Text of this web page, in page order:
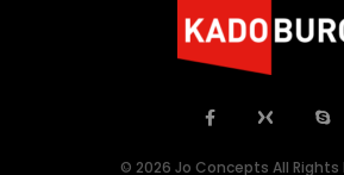
© 2026 Jo Concepts All Rights